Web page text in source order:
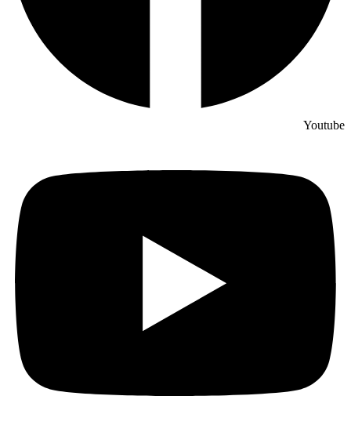
Youtube